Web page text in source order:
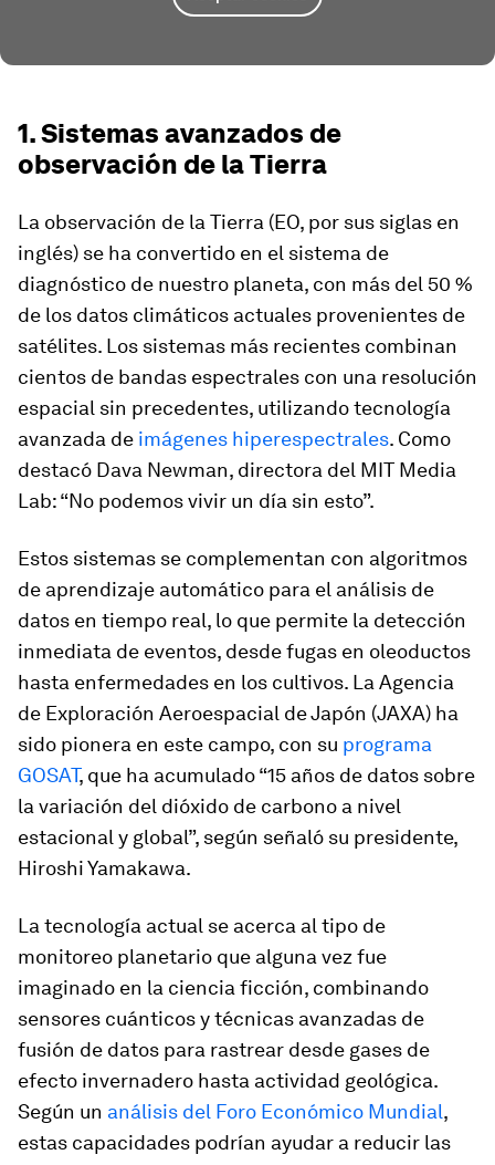
1. Sistemas avanzados de
observación de la Tierra
La observación de la Tierra (EO, por sus siglas en
inglés) se ha convertido en el sistema de
diagnóstico de nuestro planeta, con más del 50 %
de los datos climáticos actuales provenientes de
satélites. Los sistemas más recientes combinan
cientos de bandas espectrales con una resolución
espacial sin precedentes, utilizando tecnología
avanzada de imágenes hiperespectrales. Como
destacó Dava Newman, directora del MIT Media
Lab: “No podemos vivir un día sin esto”.
Estos sistemas se complementan con algoritmos
de aprendizaje automático para el análisis de
datos en tiempo real, lo que permite la detección
inmediata de eventos, desde fugas en oleoductos
hasta enfermedades en los cultivos. La Agencia
de Exploración Aeroespacial de Japón (JAXA) ha
sido pionera en este campo, con su programa
GOSAT, que ha acumulado “15 años de datos sobre
la variación del dióxido de carbono a nivel
estacional y global”, según señaló su presidente,
Hiroshi Yamakawa.
La tecnología actual se acerca al tipo de
monitoreo planetario que alguna vez fue
imaginado en la ciencia ficción, combinando
sensores cuánticos y técnicas avanzadas de
fusión de datos para rastrear desde gases de
efecto invernadero hasta actividad geológica.
Según un análisis del Foro Económico Mundial,
estas capacidades podrían ayudar a reducir las